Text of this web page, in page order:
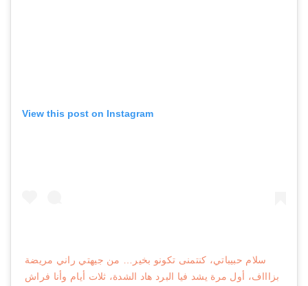
View this post on Instagram
سلام حبيباتي، كنتمنى تكونو بخير… من جيهتي راني مريضة
بزاااف، أول مرة يشد فيا البرد هاد الشدة، ثلات أيام وأنا فراش